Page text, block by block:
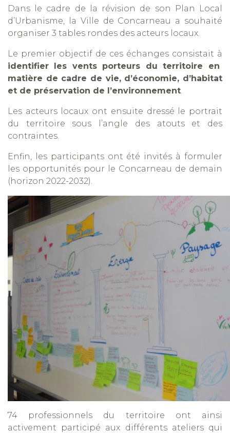
Dans le cadre de la révision de son Plan Local
d’Urbanisme, la Ville de Concarneau a souhaité
organiser 3 tables rondes des acteurs locaux.
Le premier objectif de ces échanges consistait à
identifier les vents porteurs du territoire en
matière de cadre de vie, d’économie, d’habitat
et de préservation de l’environnement
Les acteurs locaux ont ensuite dressé le portrait
du territoire sous l’angle des atouts et des
contraintes.
Enfin, les participants ont été invités à formuler
les opportunités pour le Concarneau de demain
(horizon 2022-2032).
74 professionnels du territoire ont ainsi
activement participé aux différents ateliers qui